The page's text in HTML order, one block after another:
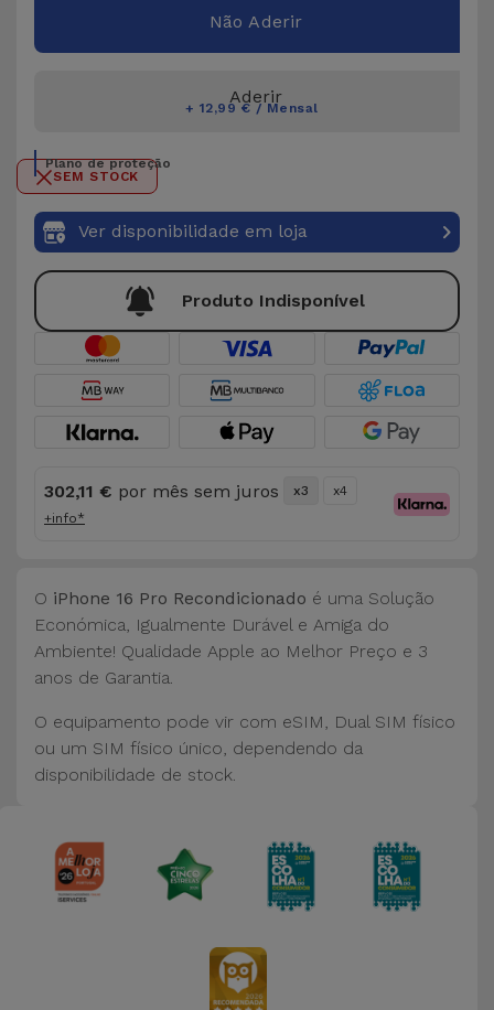
Não Aderir
Aderir
+ 12,99 € / Mensal
Plano de proteção
SEM STOCK
Ver disponibilidade em loja
Produto Indisponível
302,11 € por mês sem juros x3
x4
+info*
O iPhone 16 Pro Recondicionado é uma Solução
Económica, Igualmente Durável e Amiga do
Ambiente! Qualidade Apple ao Melhor Preço e 3
anos de Garantia.
O equipamento pode vir com eSIM, Dual SIM físico
ou um SIM físico único, dependendo da
disponibilidade de stock.